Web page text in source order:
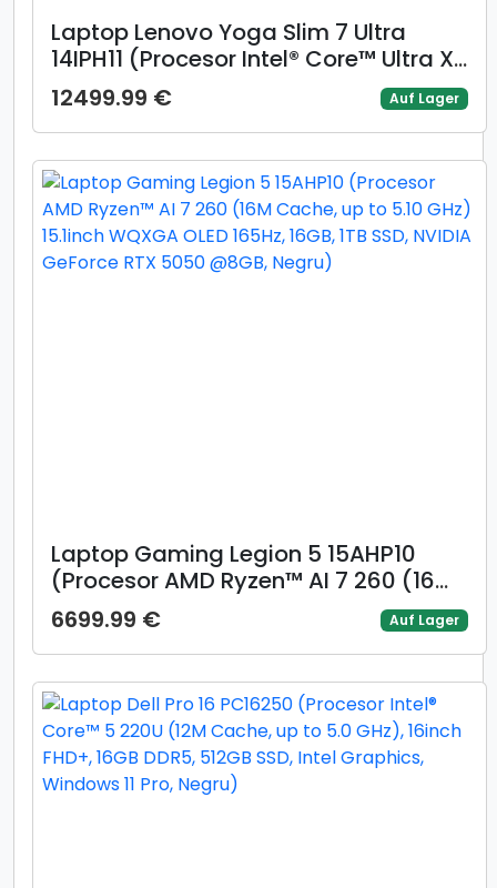
Laptop Lenovo Yoga Slim 7 Ultra
14IPH11 (Procesor Intel® Core™ Ultra X7
358H (18M Cache, up to 4.80 GHz)
14inch 2.8K OLED 120Hz Touch, 32GB
LPDDR5X, 1TB SSD, Intel Arc B390
Graphics, Windows 11 Home, Gri)
12499.99 € Auf Lager
Laptop Gaming Legion 5 15AHP10
(Procesor AMD Ryzen™ AI 7 260 (16M
Cache, up to 5.10 GHz) 15.1inch
WQXGA OLED 165Hz, 16GB, 1TB SSD,
NVIDIA GeForce RTX 5050 @8GB,
Negru)
6699.99 € Auf Lager